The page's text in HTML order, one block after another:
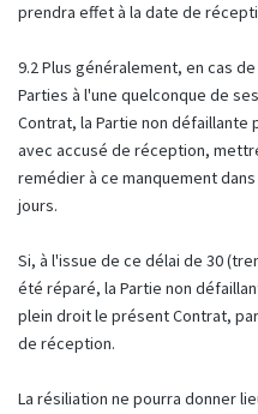
prendra effet à la date de
9.2 Plus généralement, en cas
Parties à l'une quelconque de
Contrat, la Partie non
avec accusé de réception,
remédier à ce manquement
jours.
Si, à l'issue de ce délai de 30
été réparé, la Partie non
plein droit le présent Contrat,
de réception.
La résiliation ne pourra donner